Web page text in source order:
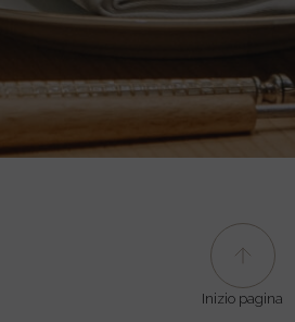
Inizio pagina